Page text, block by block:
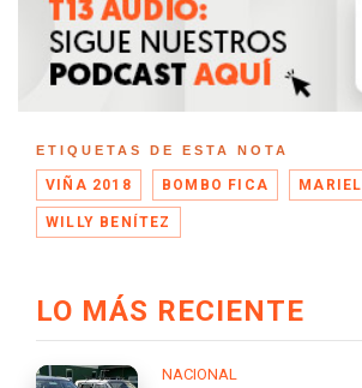
ETIQUETAS DE ESTA NOTA
VIÑA 2018 BOMBO FICA
WILLY BENÍTEZ
LO MÁS RECIENTE
NACIONAL